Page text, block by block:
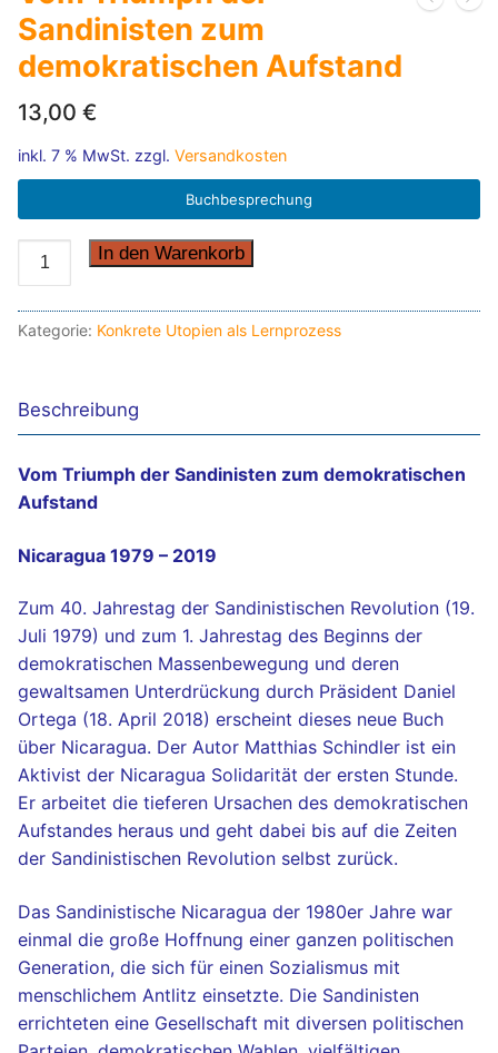
Sandinisten zum
demokratischen Aufstand
13,00 €
inkl. 7 % MwSt. zzgl. Versandkosten
Buchbesprechung
Vom
Triumph
der
Sandinisten
Aufstand
In den Warenkorb
Kategorie: Konkrete Utopien als Lernprozess
Beschreibung
Vom Triumph der Sandinisten zum demokratischen
Aufstand
Nicaragua 1979 – 2019
Zum 40. Jahrestag der Sandinistischen Revolution (19.
Juli 1979) und zum 1. Jahrestag des Beginns der
demokratischen Massenbewegung und deren
gewaltsamen Unterdrückung durch Präsident Daniel
Ortega (18. April 2018) erscheint dieses neue Buch
über Nicaragua. Der Autor Matthias Schindler ist ein
Aktivist der Nicaragua Solidarität der ersten Stunde.
Er arbeitet die tieferen Ursachen des demokratischen
Aufstandes heraus und geht dabei bis auf die Zeiten
der Sandinistischen Revolution selbst zurück.
Das Sandinistische Nicaragua der 1980er Jahre war
einmal die große Hoffnung einer ganzen politischen
Generation, die sich für einen Sozialismus mit
menschlichem Antlitz einsetzte. Die Sandinisten
errichteten eine Gesellschaft mit diversen politischen